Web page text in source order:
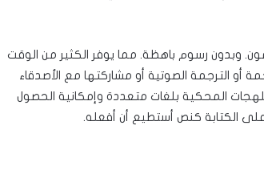
وبدون رسوم باهظة. مما يوفر الكثير من الوقت
الترجمة الصوتية أو مشاركتها مع الأصدقاء
المحكية بلغات متعددة وإمكانية الحصول
الكتابة كنص أستطيع أن أفعله.